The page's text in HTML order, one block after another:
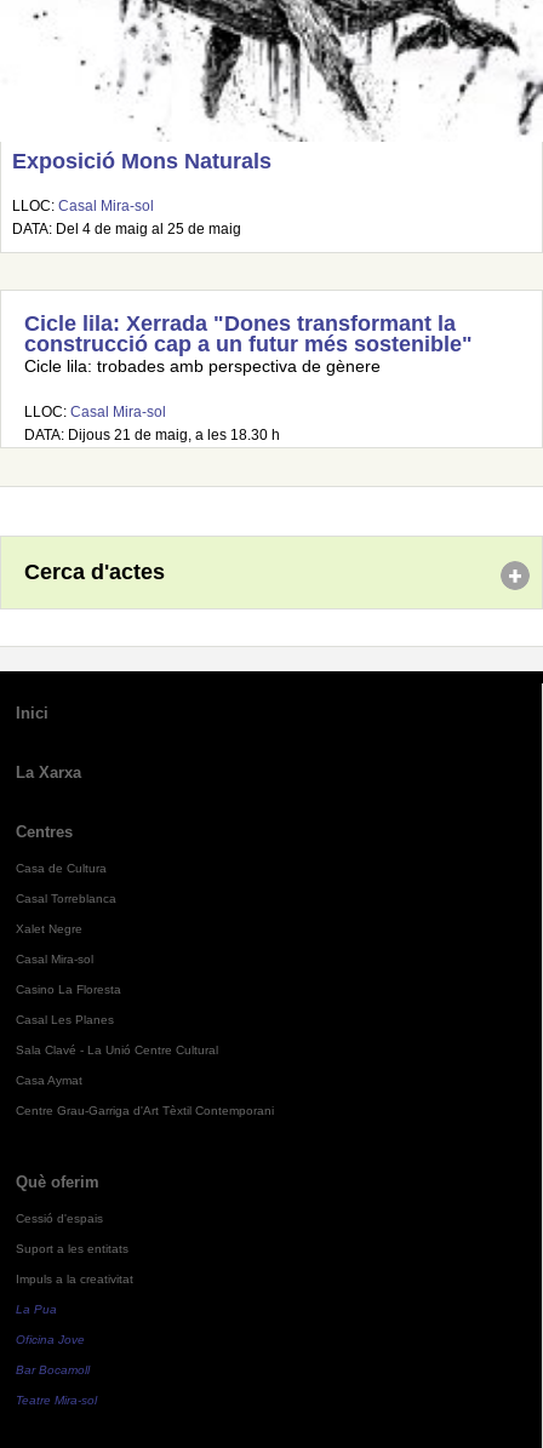
Exposició Mons Naturals
LLOC: Casal Mira-sol
DATA: Del 4 de maig al 25 de maig
Cicle lila: Xerrada "Dones transformant la
construcció cap a un futur més sostenible"
Cicle lila: trobades amb perspectiva de gènere
LLOC: Casal Mira-sol
DATA: Dijous 21 de maig, a les 18.30 h
Cerca d'actes
Inici
La Xarxa
Centres
Casa de Cultura
Casal Torreblanca
Xalet Negre
Casal Mira-sol
Casino La Floresta
Casal Les Planes
Sala Clavé - La Unió Centre Cultural
Casa Aymat
Centre Grau-Garriga d'Art Tèxtil Contemporani
Què oferim
Cessió d'espais
Suport a les entitats
Impuls a la creativitat
La Pua
Oficina Jove
Bar Bocamoll
Teatre Mira-sol